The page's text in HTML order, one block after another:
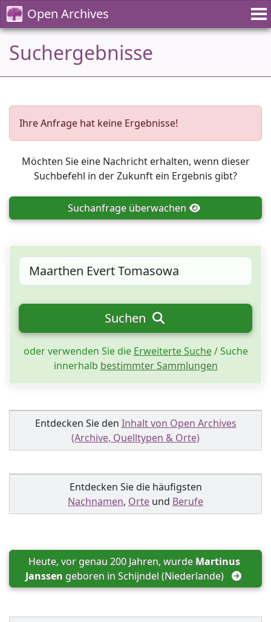
Open Archives
Suchergebnisse
Ihre Anfrage hat keine Ergebnisse!
Möchten Sie eine Nachricht erhalten, wenn dieser
Suchbefehl in der Zukunft ein Ergebnis gibt?
Suchanfrage überwachen
Suchen
oder verwenden Sie die Erweiterte Suche/ Suche
innerhalb bestimmter Sammlungen
Entdecken Sie den Inhalt von Open Archives
(Archive, Quelltypen & Orte)
Entdecken Sie die häufigsten
Nachnamen, Orte und Berufe
Heute, vor genau 200 Jahren, wurde Martinus
Janssen geboren in Schijndel (Niederlande)